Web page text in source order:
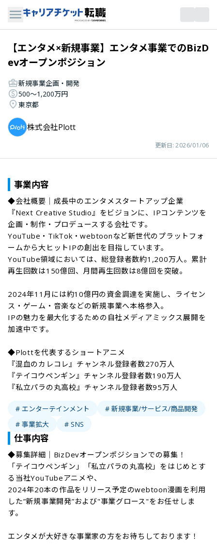
【エンタメ×新規事業】エンタメ事業でのBizD
evオープンポジション
新規事業企画・開発
500〜1,200万円
東京都
株式会社Plott
更新日: 2026/01/06
事業内容
◆会社概要｜成長中のエンタメスタートアップ企業
『Next Creative Studio』をビジョンに、IPコンテンツを
企画・制作・プロデュースする会社です。
YouTube・TikTok・webtoonなど新世代のプラットフォ
ームから大ヒットIPの創出を目指しています。
YouTube領域においては、総登録者数約1,200万人。累計
再生回数は150億回、月間再生回数は8億回を突破。
2024年11月には約10億円の資金調達を実施し、ライセン
ス・ゲーム・音楽などの新規事業へ本格参入。
IPの魅力を最大化するための自社メディアミックス展開を
加速中です。
◆Plottを代表するショートアニメ
『混血のカレコレ』チャンネル登録者数270万人
『テイコウペンギン』チャンネル登録者数190万人
『私立パラの丸高校』チャンネル登録者数95万人
# エンターテインメント
# 新規事業/サービス/商品開発
# 事業拡大
# SNS
仕事内容
◆募集詳細｜BizDevオープンポジションでの募集！
「テイコウペンギン」「私立パラの丸高校」をはじめとす
る当社YouTubeアニメや、
2024年20本の作品をリリース予定のwebtoon漫画を利用
した”新規事業開発”および"事業グロース"をお任せしま
す。
エンタメが大好きな事業家の方をお待ちしております！